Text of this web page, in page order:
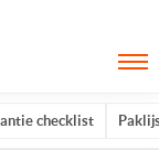
checklist